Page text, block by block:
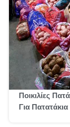
Ποικιλίες
Για Πατατάκια